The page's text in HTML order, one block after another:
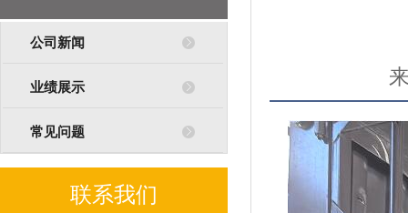
公司新闻
业绩展示
常见问题
联系我们